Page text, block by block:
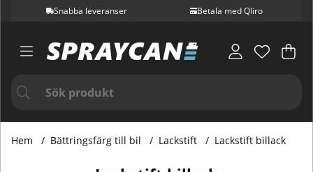
Snabba leveranser Betala med Qliro
.
Hem Bättringsfärg till bil Lackstift Lackstift billack